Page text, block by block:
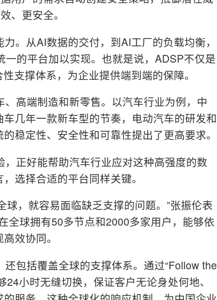
、更安全。
。从AI数据的交付，到AI工厂的负载均衡，
的平台加以实现。也就是说，ADSP不仅是
支撑体系，为企业提供端到端的保障。
高端制造和新零售。以汽车行业为例，中
几年一款新车型的节奏，电动汽车的研发和
稳定性、安全性和可靠性提出了更高要求。
正好能帮助汽车行业应对这种高强度的数
选择合适的平台同样关键。
，就容易面临缺乏支撑的问题。”张振伦表
全球拥有50多节点和2000多家用户，能够依
效协同。
包括覆盖全球的支撑体系。通过“Follow the
小时无缝切换，保证客户无论身处何地、